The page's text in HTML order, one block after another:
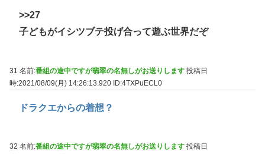
>>27
子どもがイシツブテ投げ合って遊ぶ世界だぞ
31 名前:番組の途中ですが翡翠の名無しがお送りします 投稿日
時:2021/08/09(月) 14:26:13.920 ID:4TXPuECL0
ドラクエからの着想？
32 名前:番組の途中ですが翡翠の名無しがお送りします 投稿日